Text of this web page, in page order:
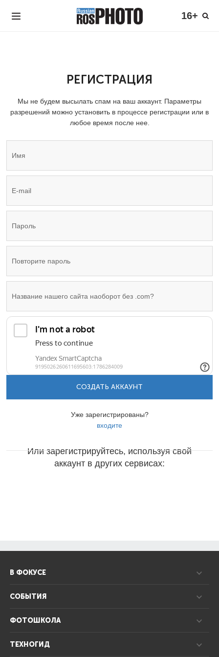
16+
РЕГИСТРАЦИЯ
Мы не будем высылать спам на ваш аккаунт. Параметры
разрешений можно установить в процессе регистрации или в
любое время после нее.
СОЗДАТЬ АККАУНТ
Уже зарегистрированы?
входите
Или зарегистрируйтесь, используя свой
аккаунт в других сервисах:
В ФОКУСЕ
СОБЫТИЯ
ФОТОШКОЛА
ТЕХНОГИД